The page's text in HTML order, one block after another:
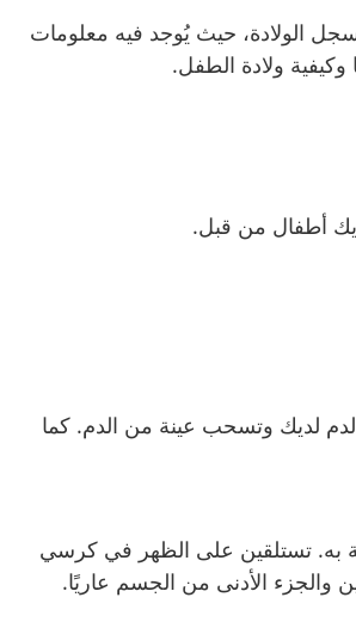
الولادة، حيث يُوجد فيه معلومات
ولادة الطفل.
أطفال من قبل.
لديك وتسحب عينة من الدم. كما
به. تستلقين على الظهر في كرسي
والجزء الأدنى من الجسم عاريًا.